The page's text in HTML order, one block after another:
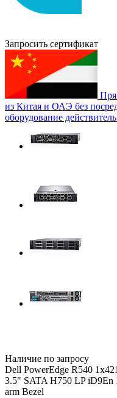
Запросить сертификат
из Китая и ОАЭ без
оборудование
Наличие по запросу
Dell PowerEdge R540
3.5" SATA H750 LP iD9En
arm Bezel